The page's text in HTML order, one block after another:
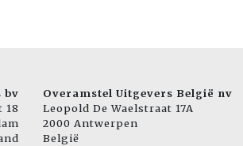
bv
18
Overamstel Uitgevers België nv
Leopold De Waelstraat 17A
2000 Antwerpen
België